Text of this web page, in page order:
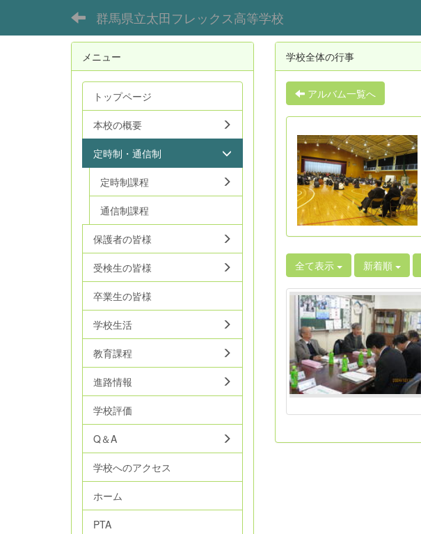
群馬県立太田フレックス高等学校
学校全体の行事
アルバム一覧へ
全て表示 新着順
メニュー
トップページ
本校の概要
定時制・通信制
定時制課程
通信制課程
保護者の皆様
受検生の皆様
卒業生の皆様
学校生活
教育課程
進路情報
学校評価
Q＆A
学校へのアクセス
ホーム
PTA